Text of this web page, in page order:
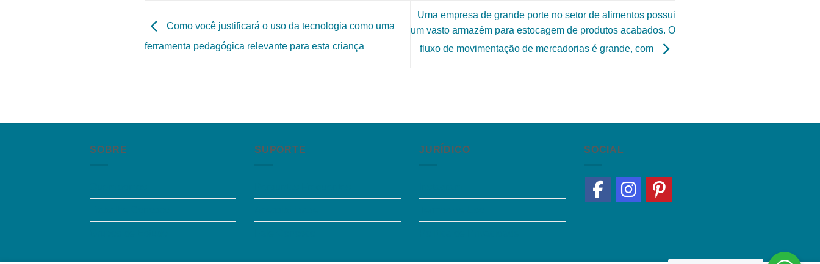
Como você justificará o uso da tecnologia como uma
ferramenta pedagógica relevante para esta criança
Uma empresa de grande porte no setor de alimentos possui
um vasto armazém para estocagem de produtos acabados. O
fluxo de movimentação de mercadorias é grande, com
SOBRE SUPORTE JURÍDICO SOCIAL